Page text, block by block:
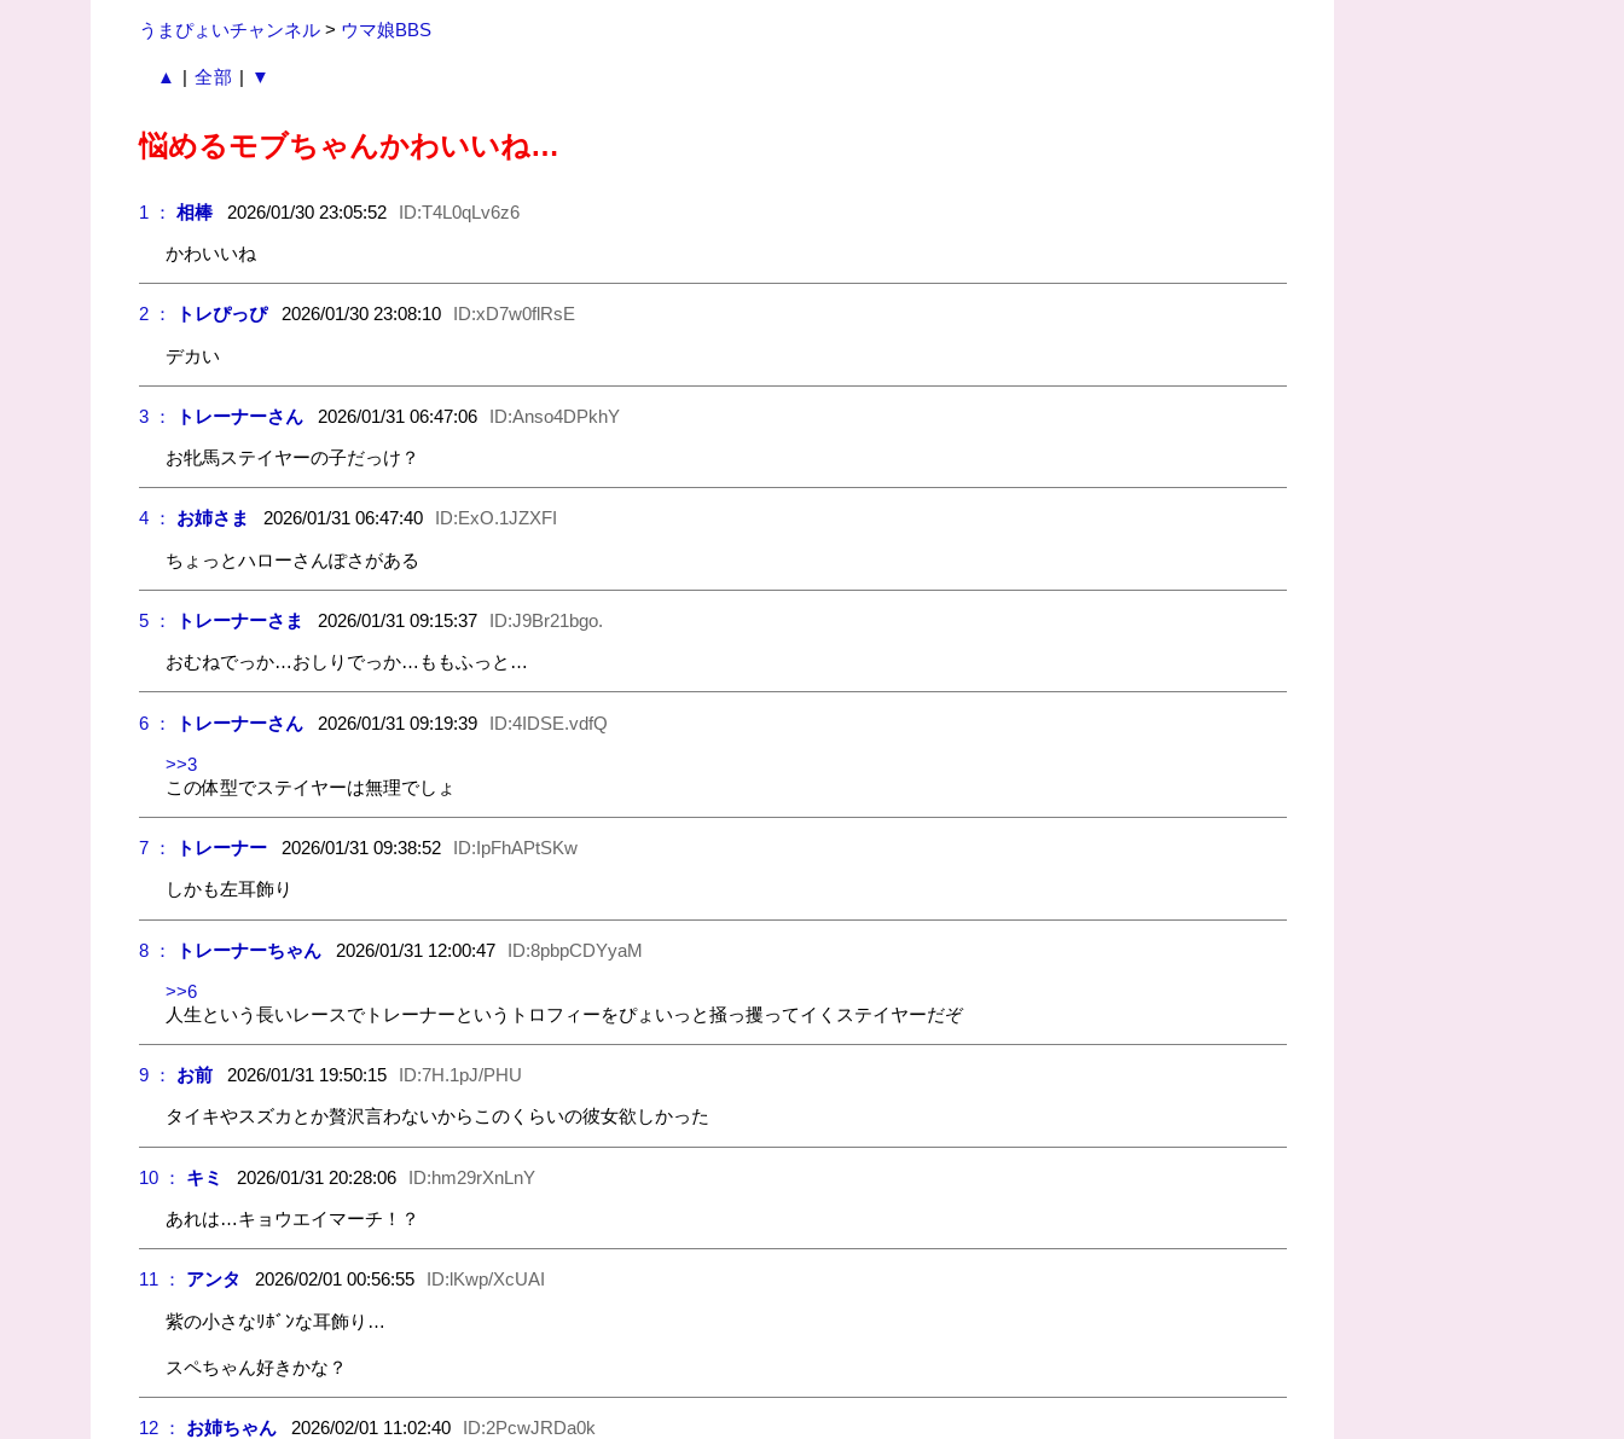
うまぴょいチャンネル> ウマ娘BBS
▲ | 全部 | ▼
悩めるモブちゃんかわいいね…
1 ： 相棒2026/01/30 23:05:52 ID:T4L0qLv6z6
かわいいね
2 ： トレぴっぴ2026/01/30 23:08:10 ID:xD7w0flRsE
デカい
3 ： トレーナーさん2026/01/31 06:47:06 ID:Anso4DPkhY
お牝馬ステイヤーの子だっけ？
4 ： お姉さま 2026/01/31 06:47:40 ID:ExO.1JZXFI
ちょっとハローさんぽさがある
5 ： トレーナーさま 2026/01/31 09:15:37 ID:J9Br21bgo.
おむねでっか…おしりでっか…ももふっと…
6 ： トレーナーさん2026/01/31 09:19:39 ID:4IDSE.vdfQ
>>3
この体型でステイヤーは無理でしょ
7 ： トレーナー2026/01/31 09:38:52 ID:IpFhAPtSKw
しかも左耳飾り
8 ： トレーナーちゃん2026/01/31 12:00:47 ID:8pbpCDYyaM
>>6
人生という長いレースでトレーナーというトロフィーをぴょいっと掻っ攫ってイくステイヤーだぞ
9 ： お前2026/01/31 19:50:15 ID:7H.1pJ/PHU
タイキやスズカとか贅沢言わないからこのくらいの彼女欲しかった
10 ： キミ 2026/01/31 20:28:06 ID:hm29rXnLnY
あれは…キョウエイマーチ！？
11 ： アンタ 2026/02/01 00:56:55 ID:lKwp/XcUAI
紫の小さなﾘﾎﾞﾝな耳飾り…
スペちゃん好きかな？
12 ： お姉ちゃん2026/02/01 11:02:40 ID:2PcwJRDa0k